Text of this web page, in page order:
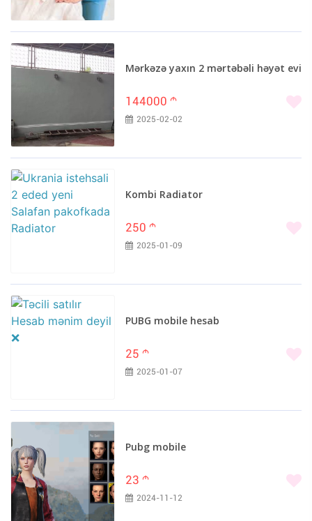
Mərkəzə yaxın 2 mərtəbəli həyət evi
144000 m
2025-02-02
Kombi Radiator
250 m
2025-01-09
PUBG mobile hesab
25 m
2025-01-07
Pubg mobile
23 m
2024-11-12